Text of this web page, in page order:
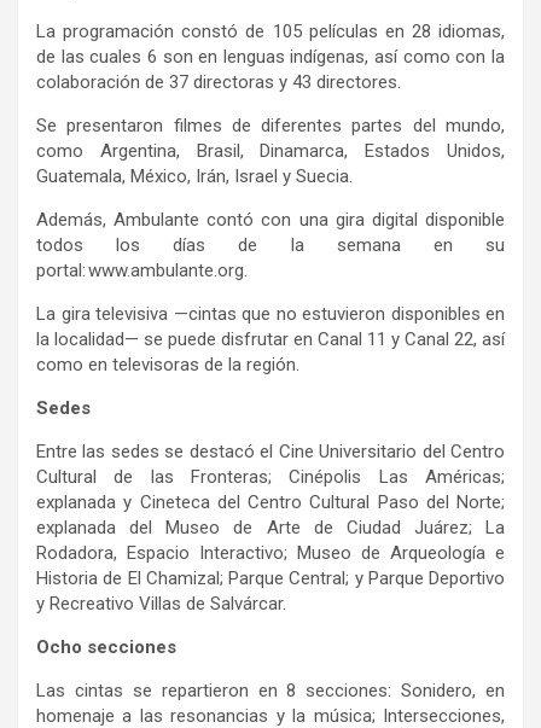
La programación constó de 105 películas en 28 idiomas,
de las cuales 6 son en lenguas indígenas, así como con la
colaboración de 37 directoras y 43 directores.
Se presentaron filmes de diferentes partes del mundo,
como Argentina, Brasil, Dinamarca, Estados Unidos,
Guatemala, México, Irán, Israel y Suecia.
Además, Ambulante contó con una gira digital disponible
todos los días de la semana en su
portal: www.ambulante.org.
La gira televisiva —cintas que no estuvieron disponibles en
la localidad— se puede disfrutar en Canal 11 y Canal 22, así
como en televisoras de la región.
Sedes
Entre las sedes se destacó el Cine Universitario del Centro
Cultural de las Fronteras; Cinépolis Las Américas;
explanada y Cineteca del Centro Cultural Paso del Norte;
explanada del Museo de Arte de Ciudad Juárez; La
Rodadora, Espacio Interactivo; Museo de Arqueología e
Historia de El Chamizal; Parque Central; y Parque Deportivo
y Recreativo Villas de Salvárcar.
Ocho secciones
Las cintas se repartieron en 8 secciones: Sonidero, en
homenaje a las resonancias y la música; Intersecciones,